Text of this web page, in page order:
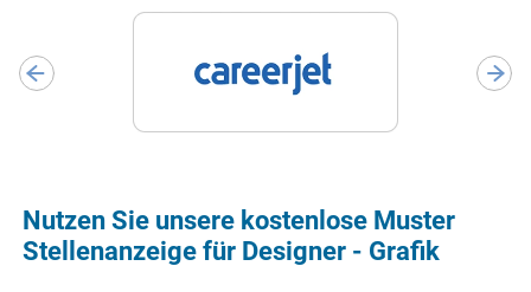
Nutzen Sie unsere kostenlose Muster
Stellenanzeige für Designer - Grafik